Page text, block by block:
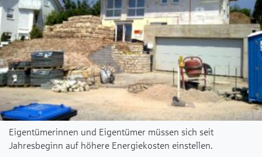
Eigentümerinnen und Eigentümer müssen sich seit
Jahresbeginn auf höhere Energiekosten einstellen.